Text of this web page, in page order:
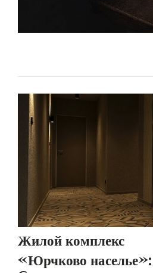
Жилой комплекс
«Юрчково